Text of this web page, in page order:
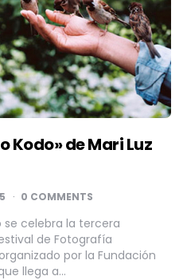
Kodo» de Mari Luz
0 COMMENTS
se celebra la tercera
de Fotografía
por la Fundación
llega a…